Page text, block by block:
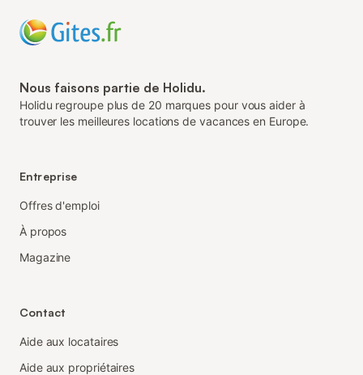
Nous faisons partie de Holidu.
Holidu regroupe plus de 20 marques pour vous aider à
trouver les meilleures locations de vacances en Europe.
Entreprise
Offres d'emploi
À propos
Magazine
Contact
Aide aux locataires
Aide aux propriétaires